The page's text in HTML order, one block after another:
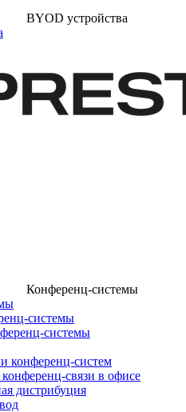
BYOD устройства
Конференц-системы
системы
системы
конференц-систем
связи в офисе
дистрибуция